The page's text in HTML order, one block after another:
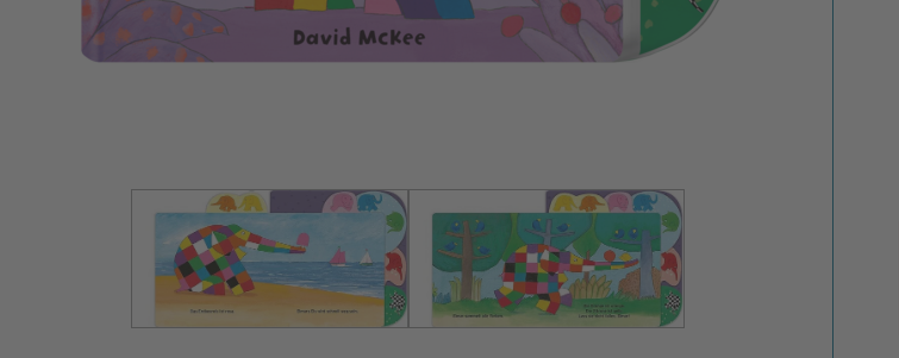
Bild vergrößern